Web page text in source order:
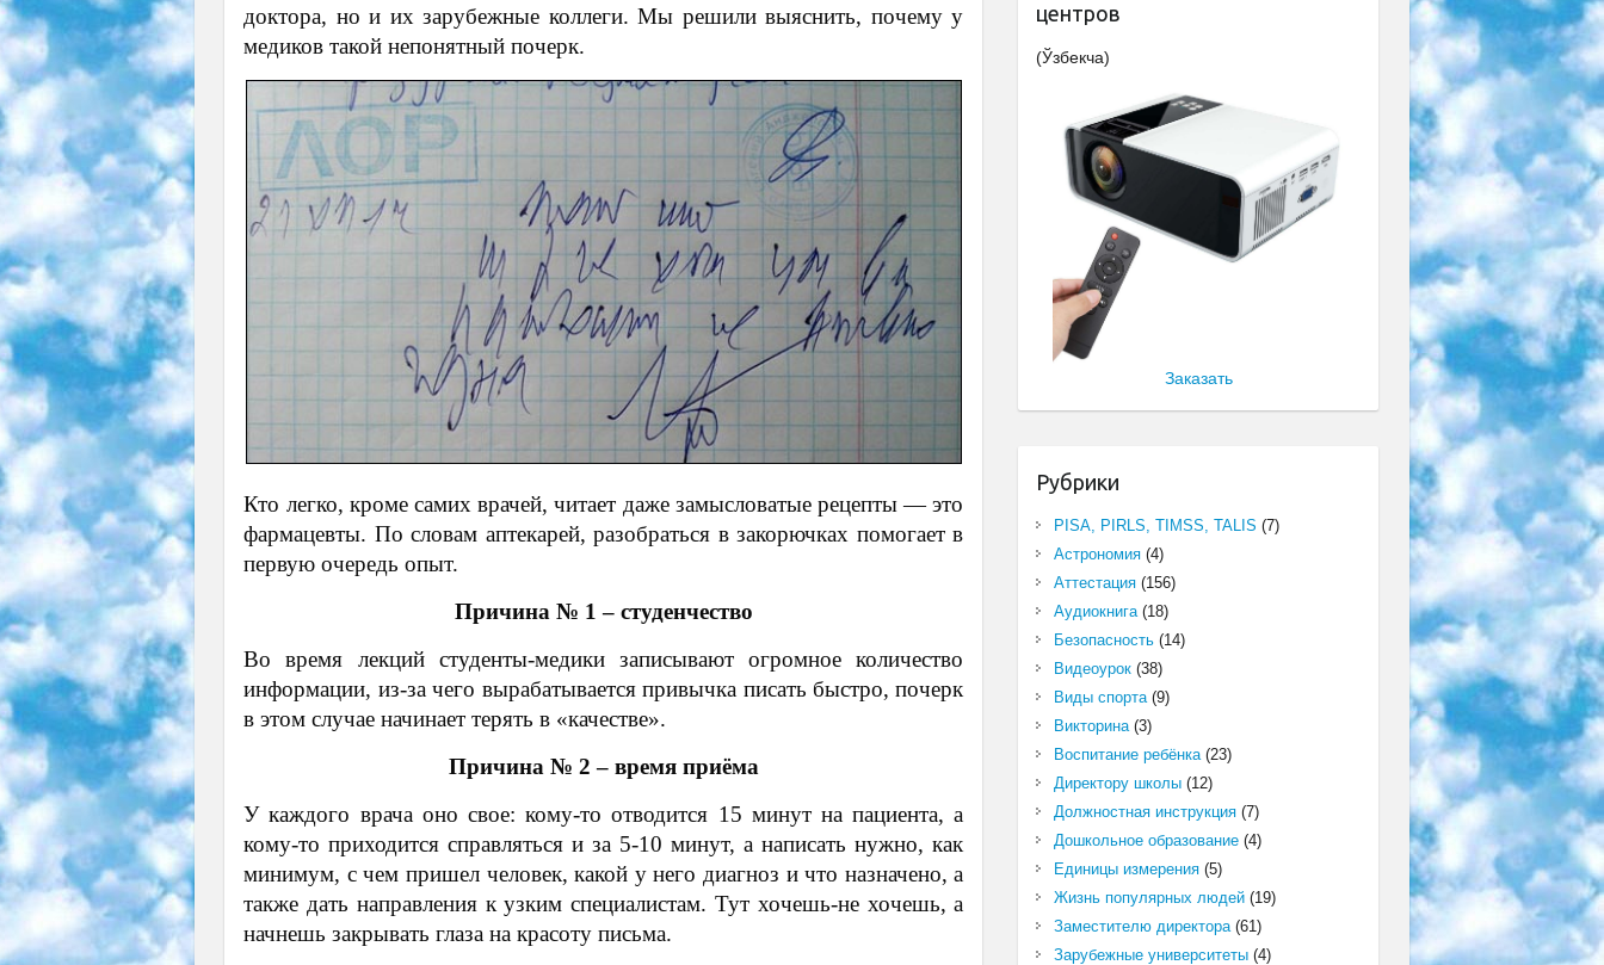
доктора, но и их зарубежные коллеги. Мы решили выяснить, почему у
медиков такой непонятный почерк.
Кто легко, кроме самих врачей, читает даже замысловатые рецепты — это
фармацевты. По словам аптекарей, разобраться в закорючках помогает в
первую очередь опыт.
Причина № 1 – студенчество
Во время лекций студенты-медики записывают огромное количество
информации, из-за чего вырабатывается привычка писать быстро, почерк
в этом случае начинает терять в «качестве».
Причина № 2 – время приёма
У каждого врача оно свое: кому-то отводится 15 минут на пациента, а
кому-то приходится справляться и за 5-10 минут, а написать нужно, как
минимум, с чем пришел человек, какой у него диагноз и что назначено, а
также дать направления к узким специалистам. Тут хочешь-не хочешь, а
начнешь закрывать глаза на красоту письма.
центров
(Ўзбекча)
Заказать
Рубрики
PISA, PIRLS, TIMSS, TALIS (7)
Астрономия(4)
Аттестация(156)
Аудиокнига(18)
Безопасность(14)
Видеоурок(38)
Виды спорта(9)
Викторина(3)
Воспитание ребёнка(23)
Директору школы(12)
Должностная инструкция(7)
Дошкольное образование(4)
Единицы измерения(5)
Жизнь популярных людей(19)
Заместителю директора(61)
Зарубежные университеты(4)